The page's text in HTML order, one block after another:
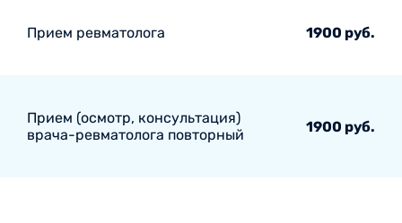
Прием ревматолога 1900 руб.
Прием (осмотр, консультация)
врача-ревматолога повторный
1900 руб.